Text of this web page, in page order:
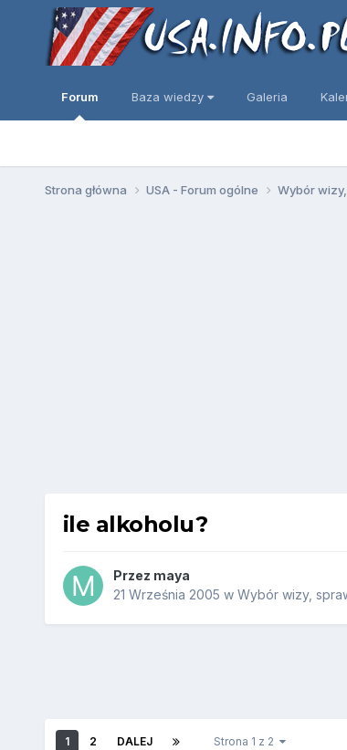
Forum Baza wiedzy Galeria
Strona główna USA - Forum ogólne Wybór
ile alkoholu?
Przez maya
21 Września 2005 w Wybór wizy,
1 2 DALEJ Strona 1 z 2